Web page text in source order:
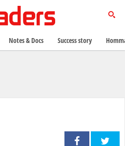
Notes & Docs Success story